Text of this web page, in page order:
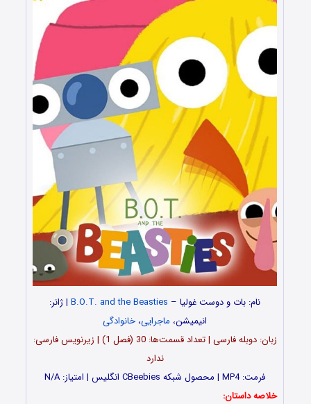
نام: بات و دوست غولیا – B.O.T. and the Beasties | ژانر:
انیمیشن، ماجرایی، خانوادگی
زبان: دوبله فارسی | تعداد قسمت‌‌‌‌ها: 30 (فصل 1) | زیرنویس فارسی:
ندارد
فرمت: MP4 | محصول شبکه CBeebies انگلیس | امتیاز: N/A
خلاصه داستان: